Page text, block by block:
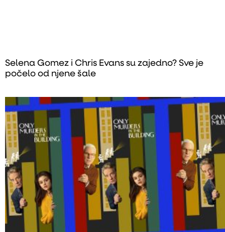
Selena Gomez i Chris Evans su zajedno? Sve je
počelo od njene šale